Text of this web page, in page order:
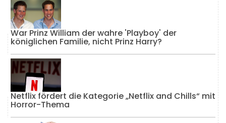
War Prinz William der wahre 'Playboy' der
königlichen Familie, nicht Prinz Harry?
Netflix fördert die Kategorie „Netflix and Chills“ mit
Horror-Thema